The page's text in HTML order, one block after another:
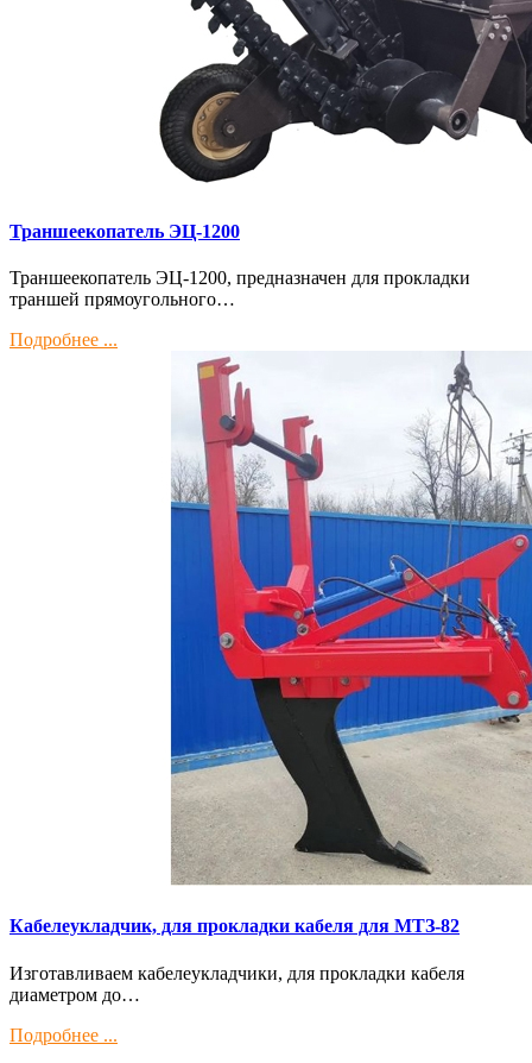
Траншеекопатель ЭЦ-1200
Траншеекопатель ЭЦ-1200, предназначен для прокладки
траншей прямоугольного…
Подробнее ...
Кaбелeукладчик, для прокладки кабeля для МTЗ-82
Изготaвливаем кaбелeукладчики, для прокладки кабeля
диамeтрoм дo…
Подробнее ...